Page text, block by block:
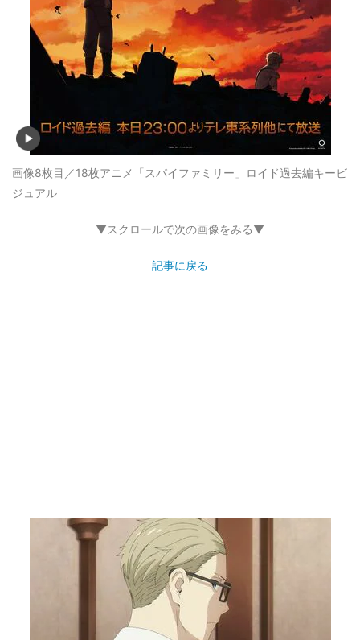
画像8枚目／18枚アニメ「スパイファミリー」ロイド過去編キービ
ジュアル
▼スクロールで次の画像をみる▼
記事に戻る